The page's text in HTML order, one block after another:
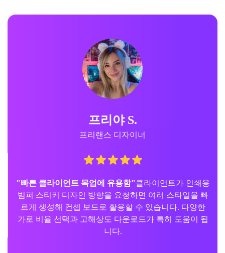
마커스 T.
소기업 운영자
"핸드폰과 데스크탑에서 간편함"핸드폰에서 슬로건만
입력해도 몇 분 만에 사용할 수 있는 맞춤형 범퍼 스티
커 컨셉이 여러 개 생성됩니다. 초보자에게도 충분히 간
단하고, 스타일을 더 세밀하게 다듬을 수도 있어서 유연
합니다.